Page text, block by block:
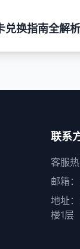
兑换指南全解
联系
客服
邮箱
地址
楼1层